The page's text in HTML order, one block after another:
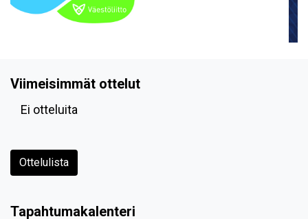
Viimeisimmät ottelut
Ei otteluita
Ottelulista
Tapahtumakalenteri